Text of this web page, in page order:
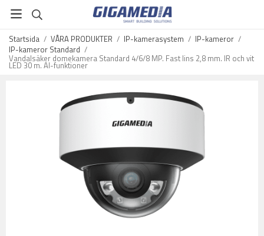
Startsida / VÅRA PRODUKTER / IP-kamerasystem / IP-kameror /
IP-kameror Standard /
Vandalsäker domekamera Standard 4/6/8 MP. Fast lins 2,8 mm. IR och vit
LED 30 m. AI-funktioner